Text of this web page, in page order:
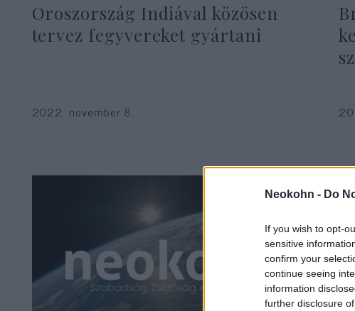
Neokohn - Do
If you wish to opt-
sensitive
confirm your
continue seeing
information
further disclosure
Oroszország Indiával közösen
tervez fegyvereket gyártani
2022. november 8.